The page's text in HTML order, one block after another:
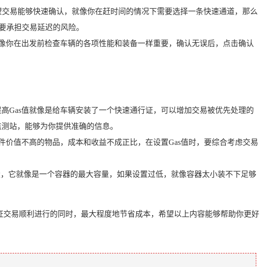
易能够快速确认，就像你在赶时间的情况下需要选择一条快速通道，那么
承担交易延迟的风险。
在出发前检查车辆的各项性能和装备一样重要，确认无误后，点击确认
Gas值就像是给车辆安装了一个快速通行证，可以增加交易被优先处理的
站，能够为你提供准确的信息。
值不高的物品，成本和收益不成正比，在设置Gas值时，要综合考虑交易
它就像是一个容器的最大容量，如果设置过低，就像容器太小装不下足够
易顺利进行的同时，最大程度地节省成本，希望以上内容能够帮助你更好